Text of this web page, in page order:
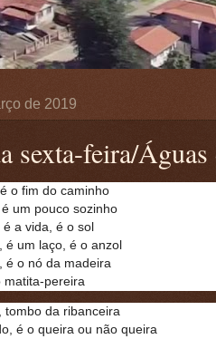
de 2019
sexta-feira/
o fim do caminho
um pouco sozinho
a vida, é o sol
é um laço, é o anzol
é o nó da madeira
matita-pereira
tombo da ribanceira
é o queira ou não queira